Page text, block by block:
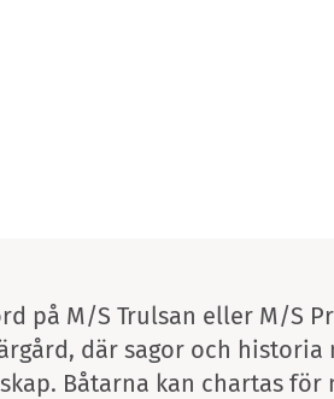
på M/S Trulsan eller M/S
där sagor och
Båtarna kan chartas för